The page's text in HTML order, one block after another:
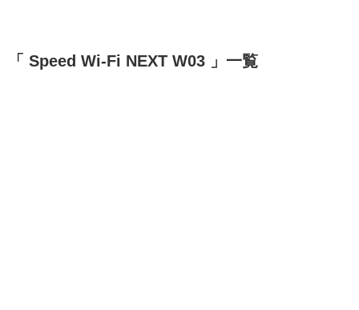
「 Speed Wi-Fi NEXT W03 」一覧